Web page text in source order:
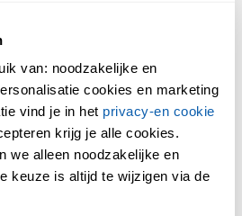
van: noodzakelijke en
cookies en marketing
vind je in het privacy-en cookie
krijg je alle cookies.
we alleen noodzakelijke en
keuze is altijd te wijzigen via de
OPTIX PLUS HYDRAGLYDE